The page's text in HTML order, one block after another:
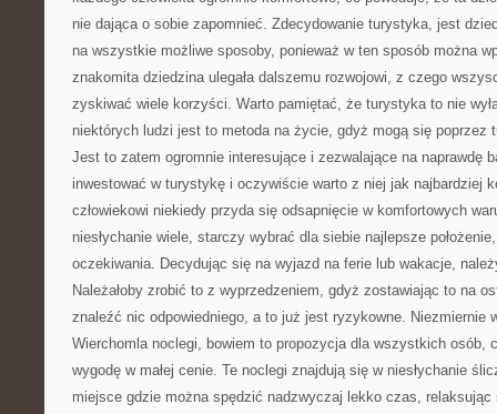
nie dająca o sobie zapomnieć. Zdecydowanie turystyka, jest
na wszystkie możliwe sposoby, ponieważ w ten sposób można
znakomita dziedzina ulegała dalszemu rozwojowi, z czego
zyskiwać wiele korzyści. Warto pamiętać, że turystyka to nie
niektórych ludzi jest to metoda na życie, gdyż mogą się poprzez
Jest to zatem ogromnie interesujące i zezwalające na naprawdę
inwestować w turystykę i oczywiście warto z niej jak najbardziej
człowiekowi niekiedy przyda się odsapnięcie w komfortowych
niesłychanie wiele, starczy wybrać dla siebie najlepsze
oczekiwania. Decydując się na wyjazd na ferie lub wakacje,
Należałoby zrobić to z wyprzedzeniem, gdyż zostawiając to na
znaleźć nic odpowiedniego, a to już jest ryzykowne. Niezmiernie
Wierchomla noclegi, bowiem to propozycja dla wszystkich osób,
wygodę w małej cenie. Te noclegi znajdują się w niesłychanie
miejsce gdzie można spędzić nadzwyczaj lekko czas,